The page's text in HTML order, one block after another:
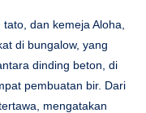
dan kemeja Aloha,
di bungalow, yang
dinding beton, di
pembuatan bir. Dari
mengatakan